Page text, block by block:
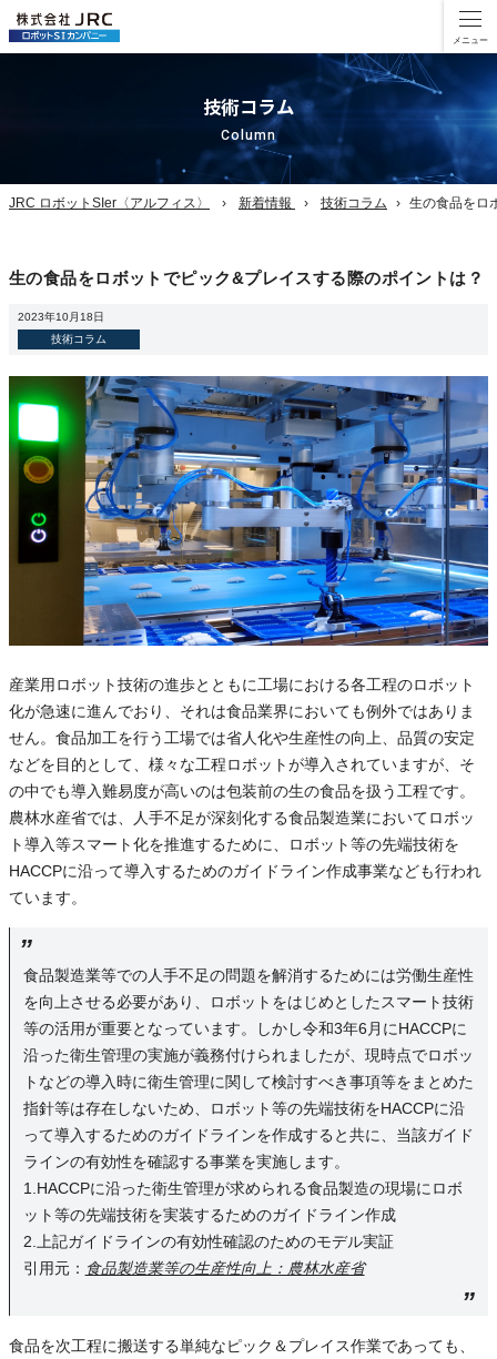
技術コラム
Column
JRC ロボットSIer〈アルフィス〉 新着情報 技術コラム 生の食品をロ
生の食品をロボットでピック&プレイスする際のポイントは？
2023年10月18日
技術コラム
産業用ロボット技術の進歩とともに工場における各工程のロボット
化が急速に進んでおり、それは食品業界においても例外ではありま
せん。食品加工を行う工場では省人化や生産性の向上、品質の安定
などを目的として、様々な工程ロボットが導入されていますが、そ
の中でも導入難易度が高いのは包装前の生の食品を扱う工程です。
農林水産省では、人手不足が深刻化する食品製造業においてロボッ
ト導入等スマート化を推進するために、ロボット等の先端技術を
HACCPに沿って導入するためのガイドライン作成事業なども行われ
ています。
食品製造業等での人手不足の問題を解消するためには労働生産性
を向上させる必要があり、ロボットをはじめとしたスマート技術
等の活用が重要となっています。しかし令和3年6月にHACCPに
沿った衛生管理の実施が義務付けられましたが、現時点でロボッ
トなどの導入時に衛生管理に関して検討すべき事項等をまとめた
指針等は存在しないため、ロボット等の先端技術をHACCPに沿
って導入するためのガイドラインを作成すると共に、当該ガイド
ラインの有効性を確認する事業を実施します。
1.HACCPに沿った衛生管理が求められる食品製造の現場にロボ
ット等の先端技術を実装するためのガイドライン作成
2.上記ガイドラインの有効性確認のためのモデル実証
引用元： 食品製造業等の生産性向上：農林水産省
食品を次工程に搬送する単純なピック＆プレイス作業であっても、